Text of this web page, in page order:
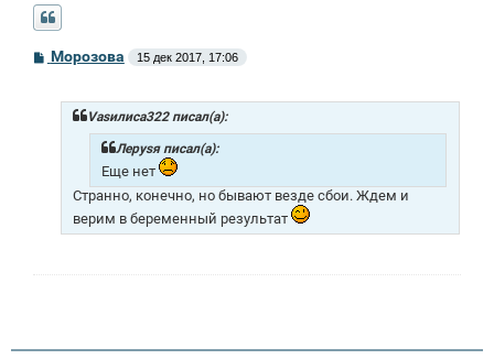
С
о
Морозова 15 дек 2017, 17:06
Vasилиса322 писал(а):
Лeрysя писал(а):
Еще нет
Странно, конечно, но бывают везде сбои. Ждем и
верим в беременный результат